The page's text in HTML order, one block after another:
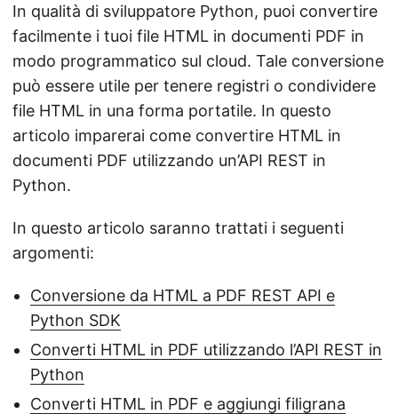
a
v
i
g
a
z
i
o
e
In qualità di sviluppatore Python, puoi convertire
facilmente i tuoi file HTML in documenti PDF in
modo programmatico sul cloud. Tale conversione
può essere utile per tenere registri o condividere
file HTML in una forma portatile. In questo
articolo imparerai come convertire HTML in
documenti PDF utilizzando un’API REST in
Python.
In questo articolo saranno trattati i seguenti
argomenti:
Conversione da HTML a PDF REST API e
Python SDK
Converti HTML in PDF utilizzando l’API REST in
Python
Converti HTML in PDF e aggiungi filigrana